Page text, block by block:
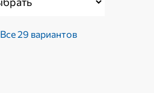
Все 29 вариантов